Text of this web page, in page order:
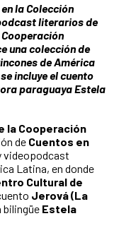
la Colección
literarios de
una colección de
de América
incluye el cuento
paraguaya Estela
la Cooperación
de Cuentos en
videopodcast
Latina, en donde
Cultural de
Jerová (La
bilingüe Estela